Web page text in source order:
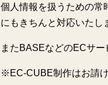
個人情報を扱うための常
にもきちんと対応いたし
またBASEなどのECサー
※EC-CUBE制作はお請け